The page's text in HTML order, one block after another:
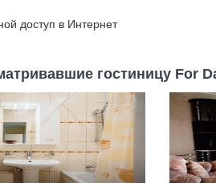
доступ в Интернет
гостиницу For